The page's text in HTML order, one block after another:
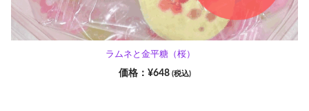
ラムネと金平糖（桜）
¥648 (税込)